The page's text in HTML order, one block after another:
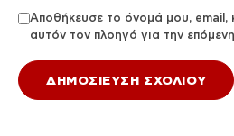
Αποθήκευσε το όνομά μου, email,
αυτόν τον πλοηγό για την